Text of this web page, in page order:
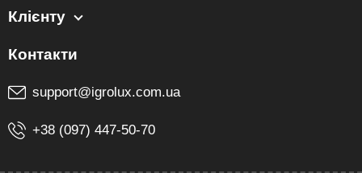
Клієнту
support@igrolux.com.ua
+38 (097) 447-50-70